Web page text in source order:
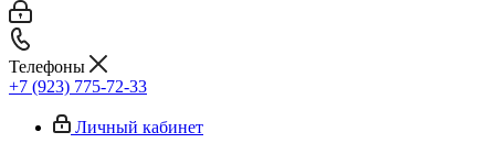
Телефоны
+7 (923) 775-72-33
Личный кабинет